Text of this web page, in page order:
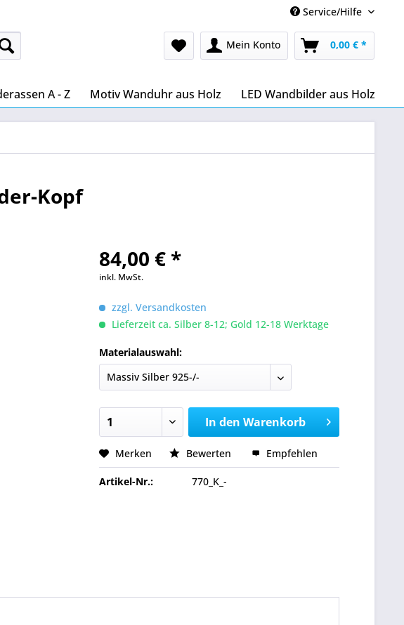
Service/Hilfe
Mein Konto 0,00 € *
A - Z Motiv Wanduhr aus Holz LED Wandbilder aus Holz
Kopf
84,00 € *
inkl. MwSt.
zzgl. Versandkosten
Lieferzeit ca. Silber 8-12; Gold 12-18 Werktage
Materialauswahl:
In den Warenkorb
Merken Bewerten Empfehlen
Artikel-Nr.: 770_K_-